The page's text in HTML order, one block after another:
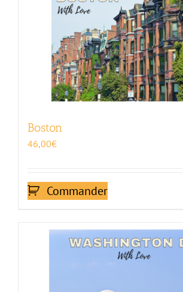
Boston
46,00€
Commander